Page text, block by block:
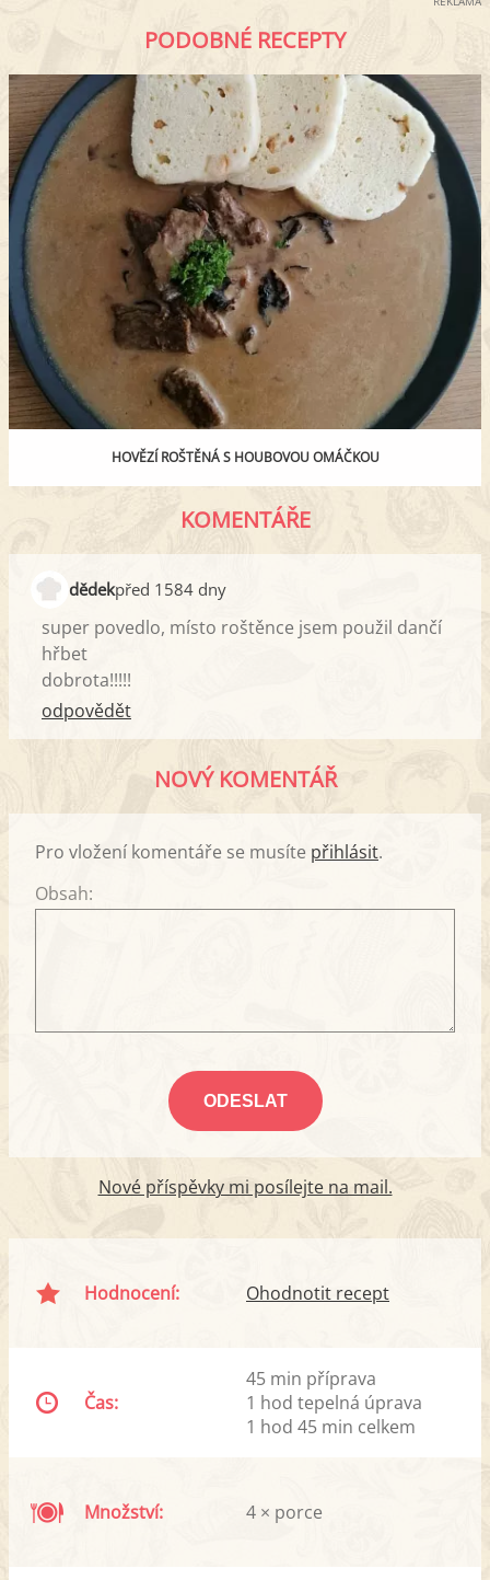
PODOBNÉ RECEPTY
HOVĚZÍ ROŠTĚNÁ S HOUBOVOU OMÁČKOU
KOMENTÁŘE
dědekpřed 1584 dny
super povedlo, místo roštěnce jsem použil dančí
hřbet
dobrota!!!!!
odpovědět
NOVÝ KOMENTÁŘ
Pro vložení komentáře se musíte přihlásit.
Obsah:
Nové příspěvky mi posílejte na mail.
Hodnocení: Ohodnotit recept
Čas:
45 min příprava
1 hod tepelná úprava
1 hod 45 min celkem
Množství: 4 × porce